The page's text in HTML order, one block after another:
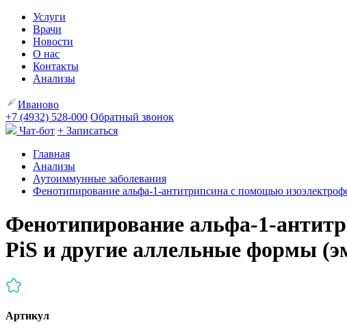
Услуги
Врачи
Новости
О нас
Контакты
Анализы
Иваново
+7 (4932) 528-000 Обратный звонок
Чат-бот + Записаться
Главная
Анализы
Аутоиммунные заболевания
Фенотипирование альфа-1-антитрипсина с помощью
Фенотипирование альфа-1-
PiS и другие аллельные формы
Артикул